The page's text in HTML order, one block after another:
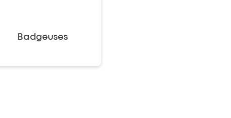
Badgeuses